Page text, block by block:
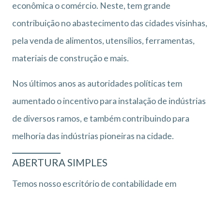
econômica o comércio. Neste, tem grande
contribuição no abastecimento das cidades visinhas,
pela venda de alimentos, utensílios, ferramentas,
materiais de construção e mais.
Nos últimos anos as autoridades políticas tem
aumentado o incentivo para instalação de indústrias
de diversos ramos, e também contribuindo para
melhoria das indústrias pioneiras na cidade.
ABERTURA SIMPLES
Temos nosso escritório de contabilidade em